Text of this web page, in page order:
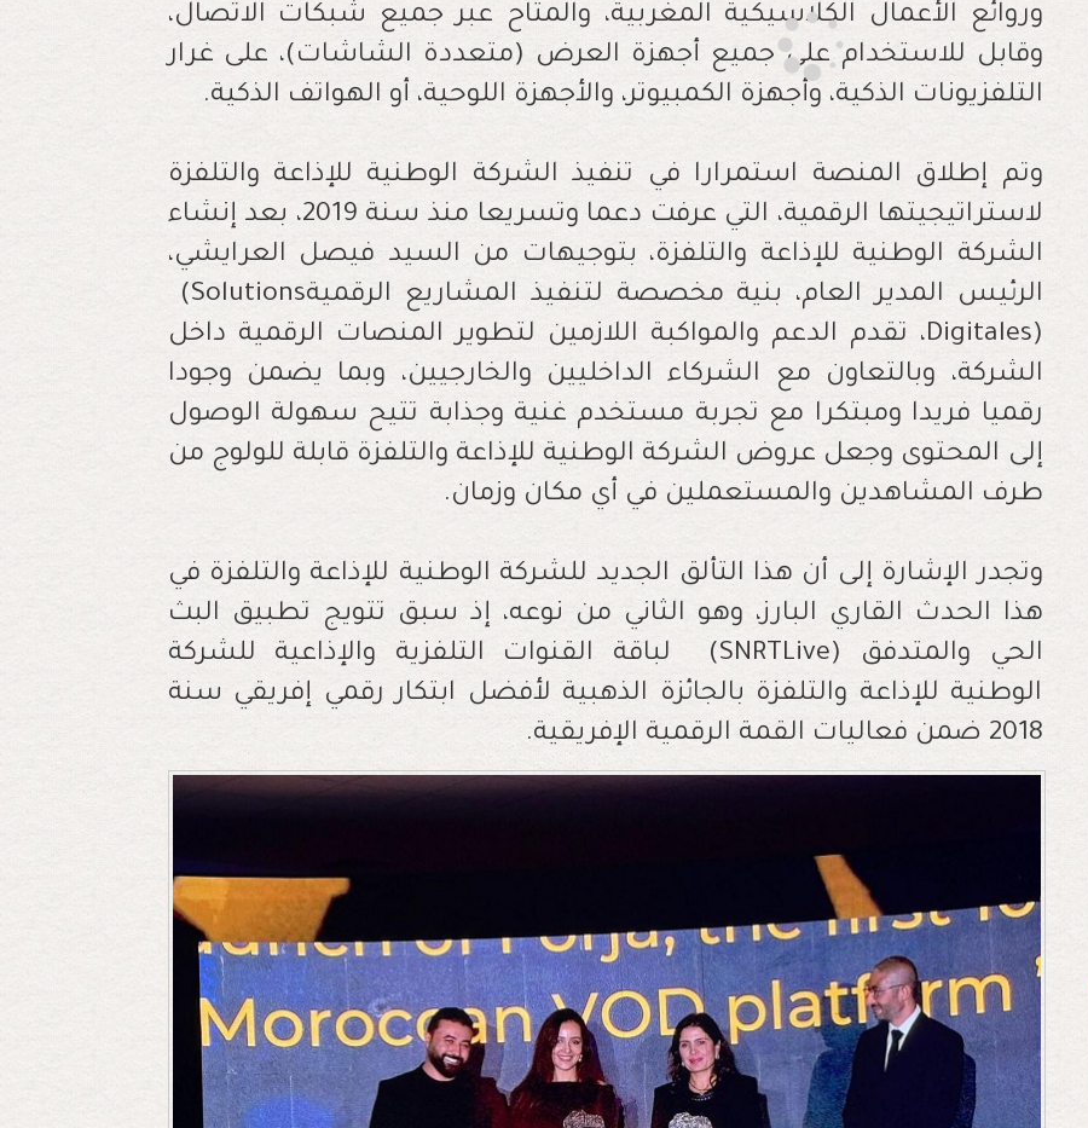
وروائع الأعمال الكلاسيكية المغربية، والمتاح عبر جميع شبكات الاتصال،
وقابل للاستخدام على جميع أجهزة العرض (متعددة الشاشات)، على غرار
التلفزيونات الذكية، وأجهزة الكمبيوتر، والأجهزة اللوحية، أو الهواتف الذكية.
وتم إطلاق المنصة استمرارا في تنفيذ الشركة الوطنية للإذاعة والتلفزة
لاستراتيجيتها الرقمية، التي عرفت دعما وتسريعا منذ سنة 2019، بعد إنشاء
الشركة الوطنية للإذاعة والتلفزة، بتوجيهات من السيد فيصل العرايشي،
الرئيس المدير العام، بنية مخصصة لتنفيذ المشاريع الرقمية(Solutions
Digitales)، تقدم الدعم والمواكبة اللازمين لتطوير المنصات الرقمية داخل
الشركة، وبالتعاون مع الشركاء الداخليين والخارجيين، وبما يضمن وجودا
رقميا فريدا ومبتكرا مع تجربة مستخدم غنية وجذابة تتيح سهولة الوصول
إلى المحتوى وجعل عروض الشركة الوطنية للإذاعة والتلفزة قابلة للولوج من
طرف المشاهدين والمستعملين في أي مكان وزمان.
وتجدر الإشارة إلى أن هذا التألق الجديد للشركة الوطنية للإذاعة والتلفزة في
هذا الحدث القاري البارز، وهو الثاني من نوعه، إذ سبق تتويج تطبيق البث
الحي والمتدفق (SNRTLive)
لباقة القنوات التلفزية والإذاعية للشركة
الوطنية للإذاعة والتلفزة بالجائزة الذهبية لأفضل ابتكار رقمي إفريقي سنة
2018 ضمن فعاليات القمة الرقمية الإفريقية.